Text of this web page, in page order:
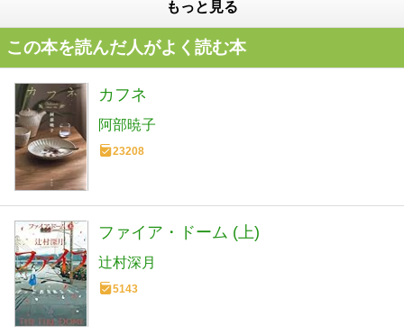
もっと見る
この本を読んだ人がよく読む本
カフネ
阿部暁子
23208
ファイア・ドーム (上)
辻村深月
5143